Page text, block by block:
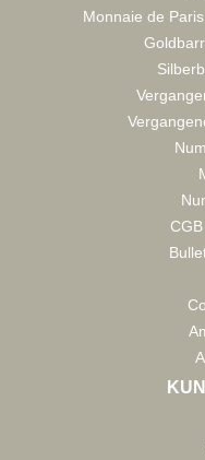
Monnaie de